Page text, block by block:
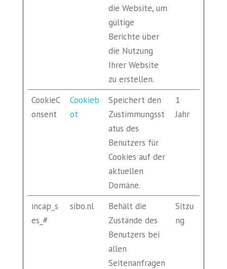
die Website, um
gültige
Berichte über
die Nutzung
Ihrer Website
zu erstellen.
CookieC
onsent
Cookieb
ot
Speichert den
Zustimmungsst
atus des
Benutzers für
Cookies auf der
aktuellen
Domäne.
1
Jahr
incap_s
es_#
sibo.nl
Behält die
Zustände des
Benutzers bei
allen
Seitenanfragen
Sitzu
ng